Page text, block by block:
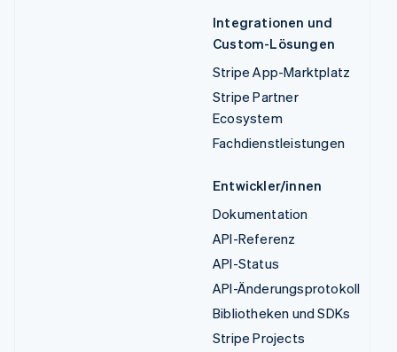
Integrationen und
Custom-Lösungen
Stripe App-Marktplatz
Stripe Partner
Ecosystem
Fachdienstleistungen
Entwickler/innen
Dokumentation
API-Referenz
API-Status
API-Änderungsprotokoll
Bibliotheken und SDKs
Stripe Projects